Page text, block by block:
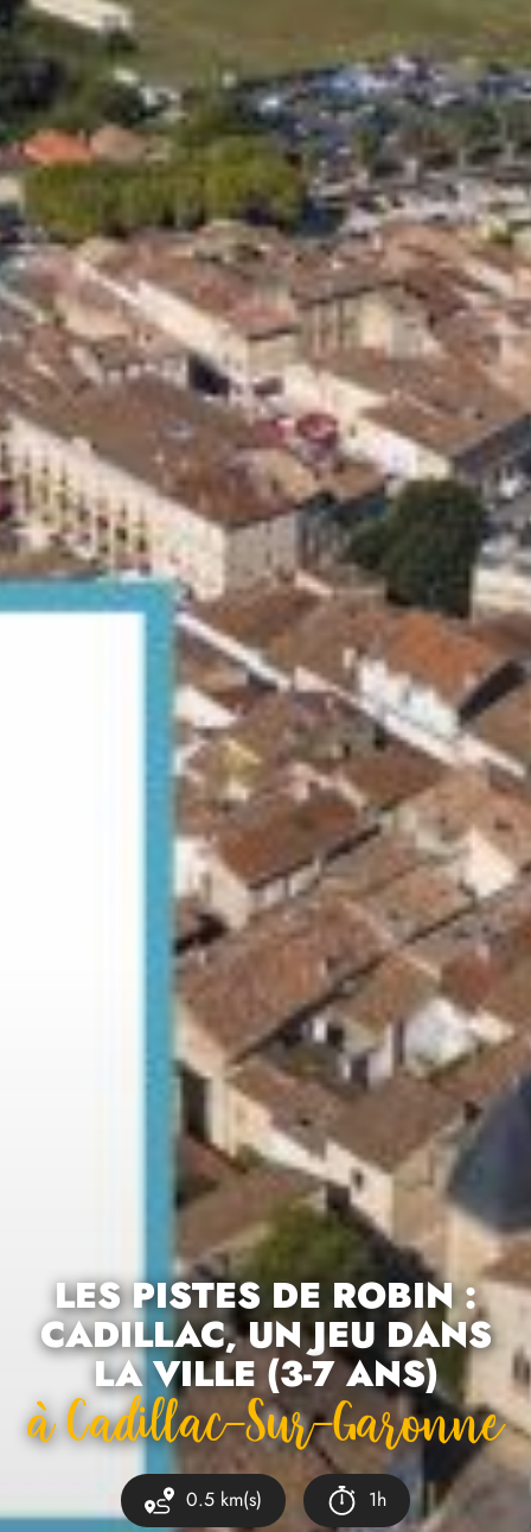
LES PISTES DE ROBIN :
CADILLAC, UN JEU DANS
LA VILLE (3-7 ANS)
À Cadillac-Sur-Garonne
0.5 km(s) 1h